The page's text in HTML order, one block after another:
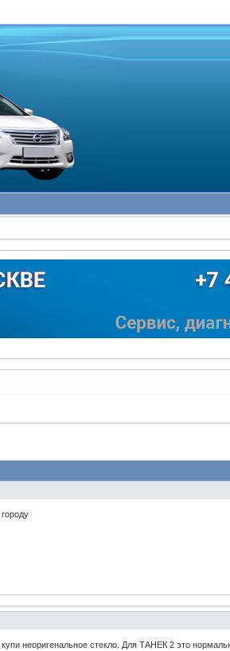
неоригенальное стекло. Для ТАНЕК 2 это